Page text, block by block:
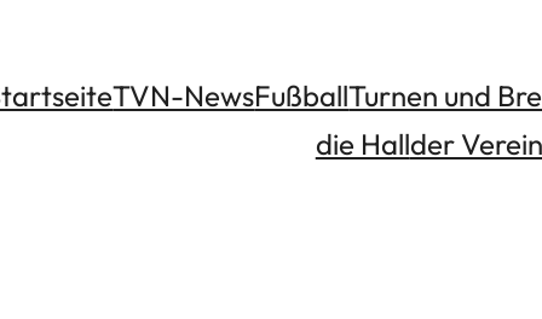
TVN-NewsFußballTurnen und
die Hallder Verein